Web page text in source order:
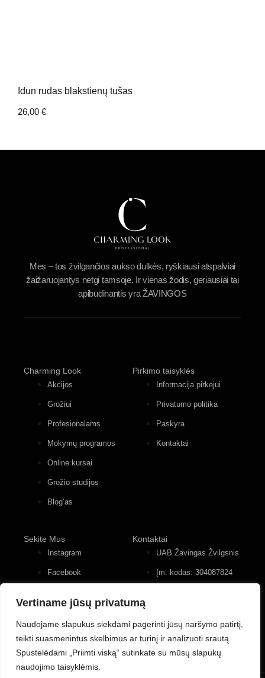
Vertiname jūsų privatumą
Naudojame slapukus siekdami pagerinti jūsų naršymo patirtį,
teikti suasmenintus skelbimus ar turinį ir analizuoti srautą.
Spustelėdami „Priimti viską“ sutinkate su mūsų slapukų
naudojimo taisyklėmis.
Idun rudas blakstienų tušas
26,00 €
Mes – tos žvilgančios aukso dulkės, ryškiausi atspalviai
žaižaruojantys netgi tamsoje. Ir vienas žodis, geriausiai tai
apibūdinantis yra ŽAVINGOS
Charming Look
Akcijos
Grožiui
Profesionalams
Mokymų programos
Online kursai
Grožio studijos
Blog’as
Pirkimo taisyklės
Informacija pirkėjui
Privatumo politika
Paskyra
Kontaktai
Sekite Mus
Instagram
Facebook
Kontaktai
UAB Žavingas Žvilgsnis
Įm. kodas: 304087824